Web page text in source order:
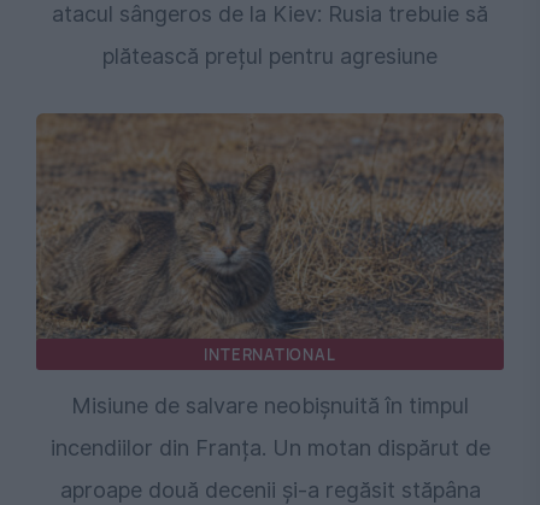
atacul sângeros de la Kiev: Rusia trebuie să
plătească prețul pentru agresiune
INTERNATIONAL
Misiune de salvare neobișnuită în timpul
incendiilor din Franța. Un motan dispărut de
aproape două decenii și-a regăsit stăpâna